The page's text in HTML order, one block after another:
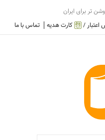
تر برای ایران
اعتبار / کارت هدیه تماس با ما